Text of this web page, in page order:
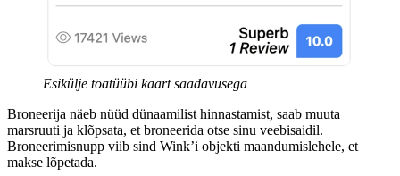
Esikülje toatüübi kaart saadavusega
Broneerija näeb nüüd dünaamilist hinnastamist, saab muuta
marsruuti ja klõpsata, et broneerida otse sinu veebisaidil.
Broneerimisnupp viib sind Wink’i objekti maandumislehele, et
makse lõpetada.